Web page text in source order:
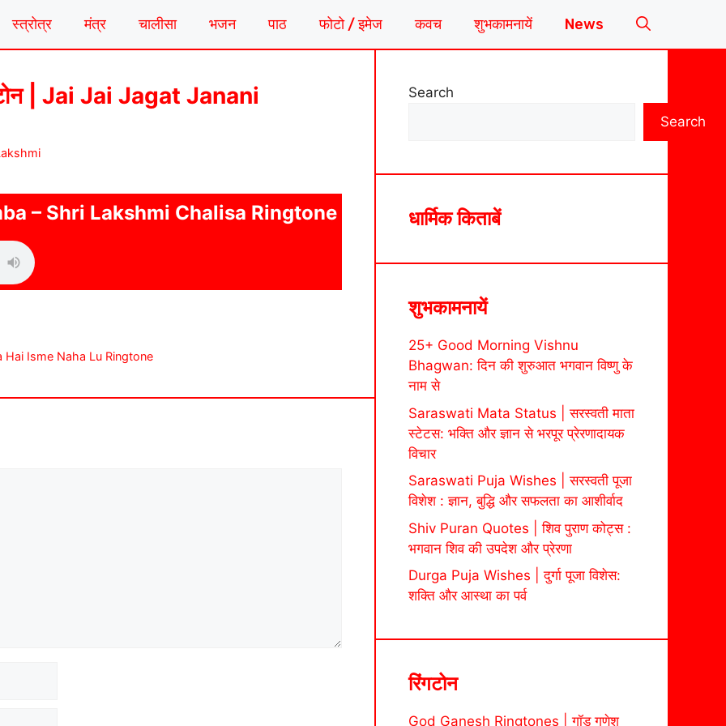
स्त्रोत्र मंत्र चालीसा भजन पाठ फोटो / इमेज कवच शुभकामनायें News
| Jai Jai Jagat Janani
– Shri Lakshmi Chalisa Ringtone
Hai Isme Naha Lu Ringtone
Search
Search
धार्मिक किताबें
शुभकामनायें
25+ Good Morning Vishnu
Bhagwan: दिन की शुरुआत भगवान विष्णु के
नाम से
Saraswati Mata Status | सरस्वती माता
स्टेटस: भक्ति और ज्ञान से भरपूर प्रेरणादायक
विचार
Saraswati Puja Wishes | सरस्वती पूजा
विशेश : ज्ञान, बुद्धि और सफलता का आशीर्वाद
Shiv Puran Quotes | शिव पुराण कोट्स :
भगवान शिव की उपदेश और प्रेरणा
Durga Puja Wishes | दुर्गा पूजा विशेस:
शक्ति और आस्था का पर्व
रिंगटोन
God Ganesh Ringtones | गॉड गणेश